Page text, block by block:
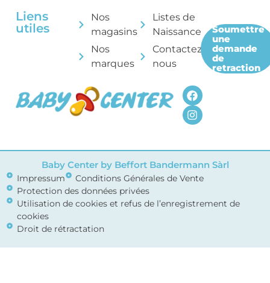
Liens
utiles
Nos
magasins
Nos
marques
Listes de
Naissance
Contactez-
nous
Soumettre
une
demande
de
retraction
Baby Center by Beffort Bandermann Sàrl
Impressum
Conditions Générales de Vente
Protection des données privées
Utilisation de cookies et refus de l’enregistrement de
cookies
Droit de rétractation